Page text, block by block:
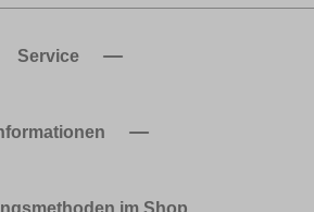
Service
im Shop